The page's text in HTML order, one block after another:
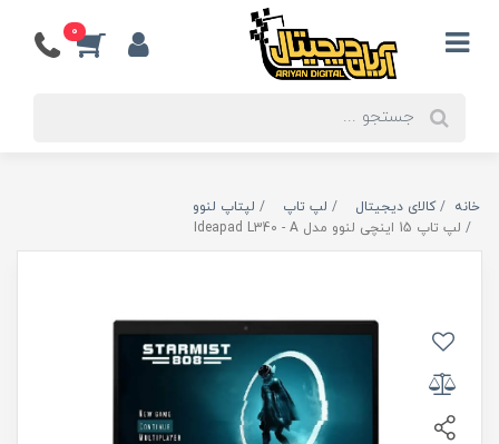
0
خانه کالای دیجیتال لپ تاپ
لپتاپ لنوو
لپ تاپ 15 اینچی لنوو مدل Ideapad L340 - A